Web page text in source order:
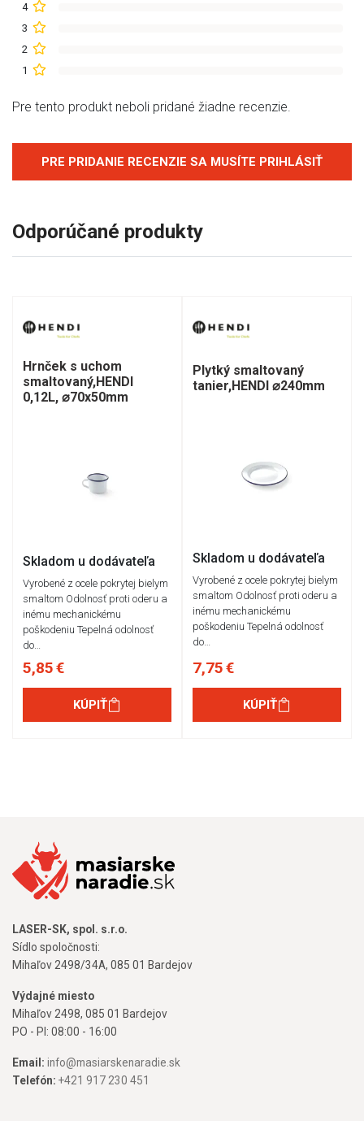
4
3
2
1
Pre tento produkt neboli pridané žiadne recenzie.
PRE PRIDANIE RECENZIE SA MUSÍTE PRIHLÁSIŤ
Odporúčané produkty
Hrnček s uchom
smaltovaný,HENDI
0,12L, ⌀70x50mm
Skladom u dodávateľa
Vyrobené z ocele pokrytej bielym
smaltom Odolnosť proti oderu a
inému mechanickému
poškodeniu Tepelná odolnosť
do…
5,85 €
KÚPIŤ
Plytký smaltovaný
tanier,HENDI ⌀240mm
Skladom u dodávateľa
Vyrobené z ocele pokrytej bielym
smaltom Odolnosť proti oderu a
inému mechanickému
poškodeniu Tepelná odolnosť
do…
7,75 €
KÚPIŤ
LASER-SK, spol. s.r.o.
Sídlo spoločnosti:
Mihaľov 2498/34A, 085 01 Bardejov
Výdajné miesto
Mihaľov 2498, 085 01 Bardejov
PO - PI: 08:00 - 16:00
Email: info@masiarskenaradie.sk
Telefón: +421 917 230 451